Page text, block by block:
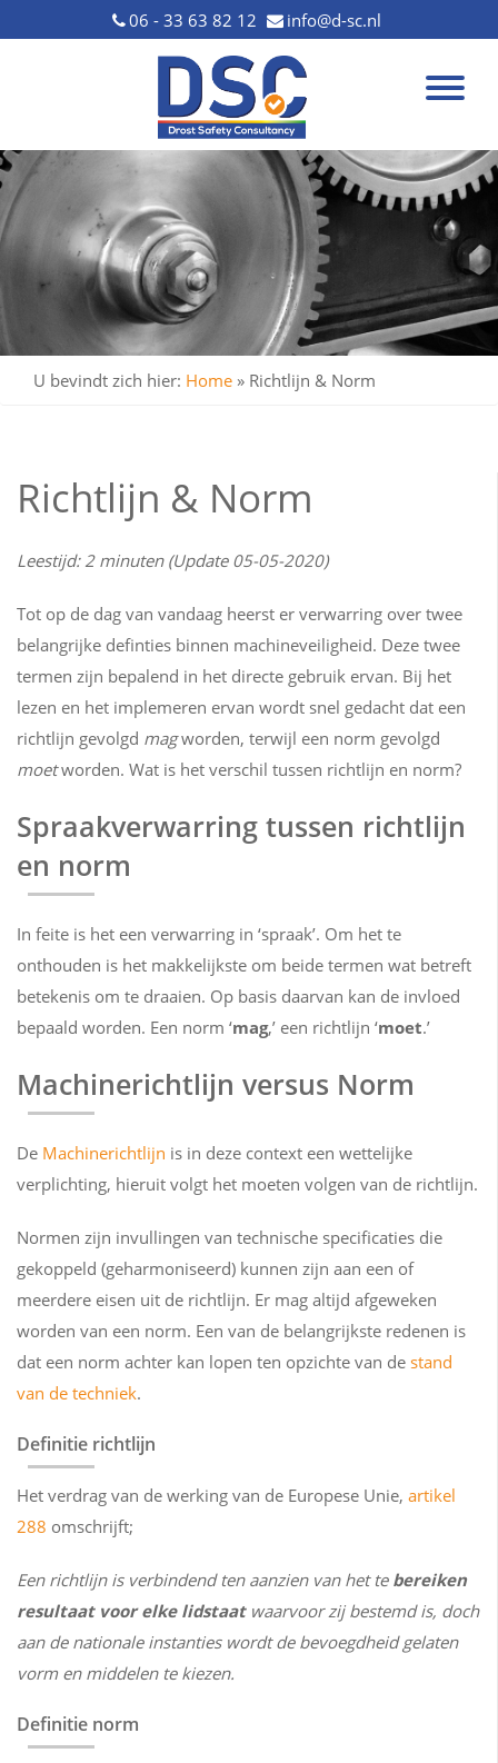
06 - 33 63 82 12 info@d-sc.nl
U bevindt zich hier: Home » Richtlijn & Norm
Richtlijn & Norm
Leestijd: 2 minuten (Update 05-05-2020)
Tot op de dag van vandaag heerst er verwarring over twee
belangrijke definties binnen machineveiligheid. Deze twee
termen zijn bepalend in het directe gebruik ervan. Bij het
lezen en het implemeren ervan wordt snel gedacht dat een
richtlijn gevolgd magworden, terwijl een norm gevolgd
moetworden. Wat is het verschil tussen richtlijn en norm?
Spraakverwarring tussen richtlijn
en norm
In feite is het een verwarring in ‘spraak’. Om het te
onthouden is het makkelijkste om beide termen wat betreft
betekenis om te draaien. Op basis daarvan kan de invloed
bepaald worden. Een norm ‘mag,’ een richtlijn ‘moet.’
Machinerichtlijn versus Norm
De Machinerichtlijn is in deze context een wettelijke
verplichting, hieruit volgt het moeten volgen van de richtlijn.
Normen zijn invullingen van technische specificaties die
gekoppeld (geharmoniseerd) kunnen zijn aan een of
meerdere eisen uit de richtlijn. Er mag altijd afgeweken
worden van een norm. Een van de belangrijkste redenen is
dat een norm achter kan lopen ten opzichte van de stand
van de techniek.
Definitie richtlijn
Het verdrag van de werking van de Europese Unie, artikel
288 omschrijft;
Een richtlijn is verbindend ten aanzien van het te bereiken
resultaat voor elke lidstaatwaarvoor zij bestemd is, doch
aan de nationale instanties wordt de bevoegdheid gelaten
vorm en middelen te kiezen.
Definitie norm